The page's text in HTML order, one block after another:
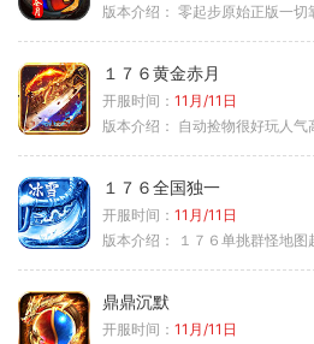
版本介绍： 零起步原始正版一切
１７６黄金赤月
开服时间： 11月/11日
版本介绍： 自动捡物很好玩人气
１７６全国独一
开服时间： 11月/11日
版本介绍：
１７６单挑群怪地图
鼎鼎沉默
开服时间： 11月/11日